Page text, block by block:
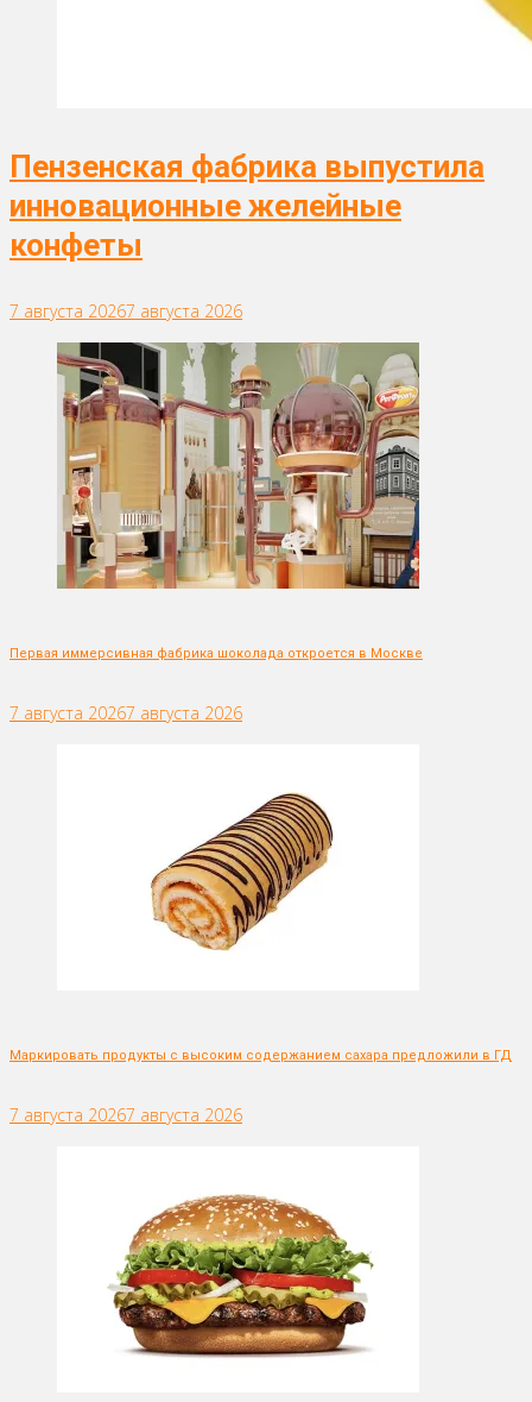
Пензенская фабрика выпустила
инновационные желейные
конфеты
7 августа 20267 августа 2026
Первая иммерсивная фабрика шоколада откроется в Москве
7 августа 20267 августа 2026
Маркировать продукты с высоким содержанием сахара предложили в ГД
7 августа 20267 августа 2026